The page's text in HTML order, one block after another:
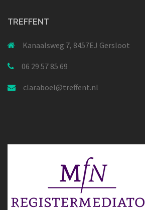
TREFFENT
Kanaalsweg 7, 8457EJ Gersloot
06 29 57 85 69
claraboel@treffent.nl